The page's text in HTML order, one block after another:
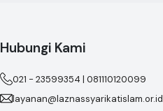
Hubungi Kami
021 - 23599354 | 081110120099
layanan@laznassyarikatislam.or.id